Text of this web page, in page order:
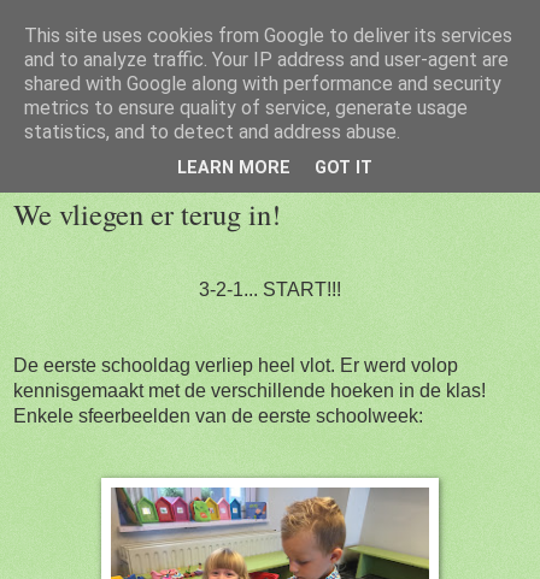
Welkom op de blog van 1kc
donderdag 8 september 2016
We vliegen er terug in!
3-2-1... START!!!
De eerste schooldag verliep heel vlot. Er werd volop
kennisgemaakt met de verschillende hoeken in de klas!
Enkele sfeerbeelden van de eerste schoolweek:
This site uses cookies from Google to deliver its services
and to analyze traffic. Your IP address and user-agent are
shared with Google along with performance and security
metrics to ensure quality of service, generate usage
statistics, and to detect and address abuse.
LEARN MORE GOT IT